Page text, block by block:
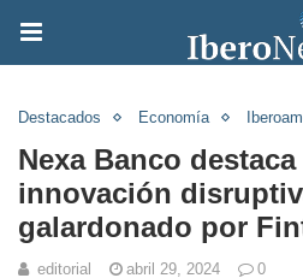
Destacados Economía
Nexa Banco
innovación
galardonado por
editorial abril 29, 2024 0